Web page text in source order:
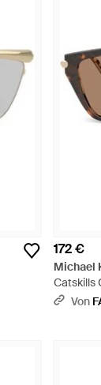
172 €
Michael
Catskills
Von